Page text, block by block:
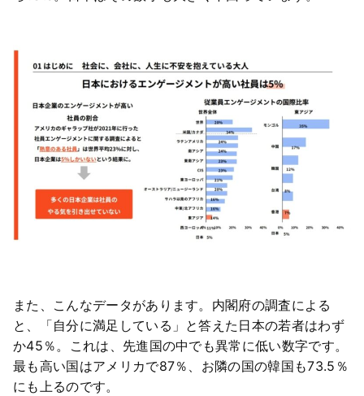
また、こんなデータがあります。内閣府の調査による
と、「自分に満足している」と答えた日本の若者はわず
か45％。これは、先進国の中でも異常に低い数字です。
最も高い国はアメリカで87％、お隣の国の韓国も73.5％
にも上るのです。